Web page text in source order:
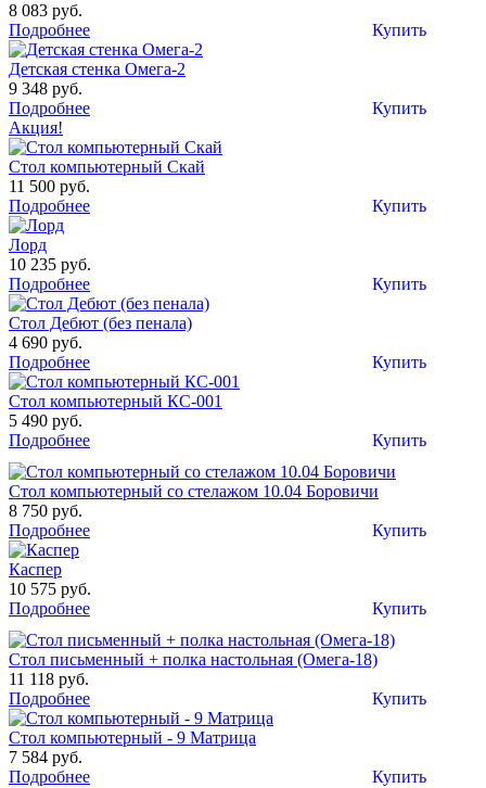
8 083 руб.
Купить
Подробнее
Детская стенка Омега-2
9 348 руб.
Купить
Подробнее
Акция!
Стол компьютерный Скай
11 500 руб.
Купить
Подробнее
Лорд
10 235 руб.
Купить
Подробнее
Стол Дебют (без пенала)
4 690 руб.
Купить
Подробнее
Стол компьютерный КС-001
5 490 руб.
Купить
Подробнее
Стол компьютерный со стелажом 10.04 Боровичи
8 750 руб.
Купить
Подробнее
Каспер
10 575 руб.
Купить
Подробнее
Стол письменный + полка настольная (Омега-18)
11 118 руб.
Купить
Подробнее
Стол компьютерный - 9 Матрица
7 584 руб.
Купить
Подробнее